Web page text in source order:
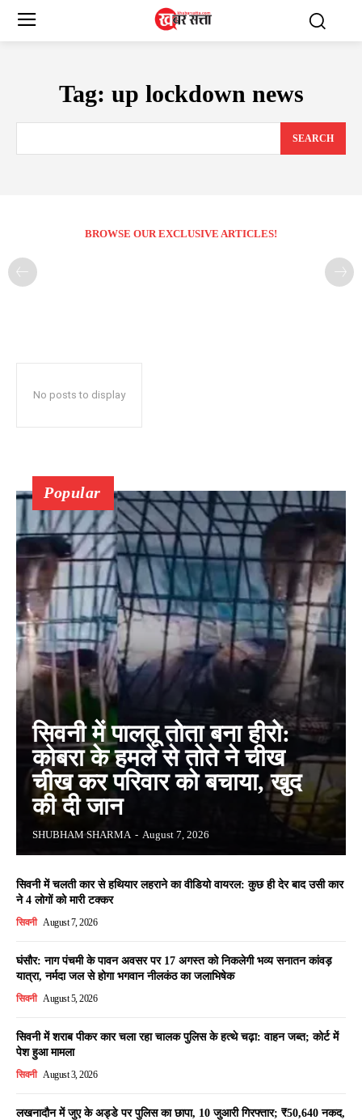
Tag: up lockdown news
SEARCH
BROWSE OUR EXCLUSIVE ARTICLES!
No posts to display
Popular
सिवनी में पालतू तोता बना हीरो:
कोबरा के हमले से तोते ने चीख
चीख कर परिवार को बचाया, खुद
की दी जान
SHUBHAM SHARMA - August 7, 2026
सिवनी में चलती कार से हथियार लहराने का वीडियो वायरल: कुछ ही देर बाद उसी कार
ने 4 लोगों को मारी टक्कर
सिवनी August 7, 2026
घंसौर: नाग पंचमी के पावन अवसर पर 17 अगस्त को निकलेगी भव्य सनातन कांवड़
यात्रा, नर्मदा जल से होगा भगवान नीलकंठ का जलाभिषेक
सिवनी August 5, 2026
सिवनी में शराब पीकर कार चला रहा चालक पुलिस के हत्थे चढ़ा: वाहन जब्त; कोर्ट में
पेश हुआ मामला
सिवनी August 3, 2026
लखनादौन में जुए के अड्डे पर पुलिस का छापा, 10 जुआरी गिरफ्तार; ₹50,640 नकद,